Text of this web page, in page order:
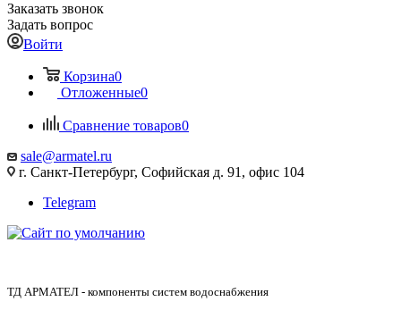
Заказать звонок
Задать вопрос
Войти
Корзина0
Отложенные0
Сравнение товаров0
sale@armatel.ru
г. Санкт-Петербург, Софийская д. 91, офис 104
Telegram
ТД АРМАТЕЛ - компоненты систем водоснабжения